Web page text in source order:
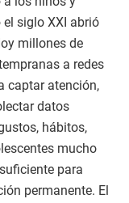
siglo XXI abrió
millones de
a redes
captar atención,
datos
hábitos,
mucho
para
permanente. El